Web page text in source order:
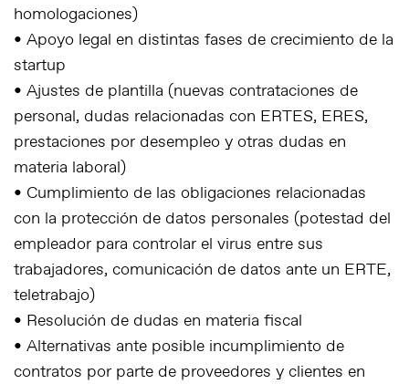
homologaciones)
• Apoyo legal en distintas fases de crecimiento de la
startup
• Ajustes de plantilla (nuevas contrataciones de
personal, dudas relacionadas con ERTES, ERES,
prestaciones por desempleo y otras dudas en
materia laboral)
• Cumplimiento de las obligaciones relacionadas
con la protección de datos personales (potestad del
empleador para controlar el virus entre sus
trabajadores, comunicación de datos ante un ERTE,
teletrabajo)
• Resolución de dudas en materia fiscal
• Alternativas ante posible incumplimiento de
contratos por parte de proveedores y clientes en